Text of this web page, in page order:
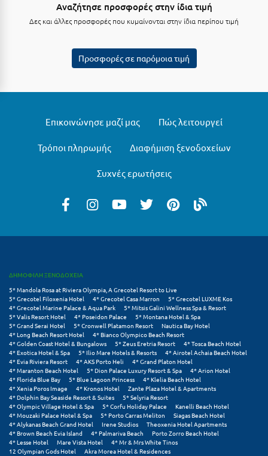
Λασίθι
Λιτόχωρο
Λουτρά Υπάτης
Μ
Μάνη
Μαραθώνας Αττικής
Μαρώνεια
Μεθώνη
Μεσολόγγι
Μεσσηνία
Μετέωρα
Αναζήτησε προσφορές στην ίδια τιμή
Δες και άλλες προσφορές που κυμαίνονται στην ίδια περίπου τιμή
Προσφορές σε παρόμοια τιμή
Επικοινώνησε μαζί μας Πώς λειτουργεί
Τρόποι πληρωμής Διαφήμιση ξενοδοχείων
Συχνές ερωτήσεις
ΔΗΜΟΦΙΛΗ ΞΕΝΟΔΟΧΕΙΑ
5* Mandola Rosa at Riviera Olympia, A Grecotel Resort to Live
5* Grecotel Filoxenia Hotel
4* Grecotel Casa Marron
5* Grecotel LUXME Kos
4* Grecotel Marine Palace & Aqua Park
5* Mitsis Galini Wellness Spa & Resort
5* Valis Resort Hotel
4* Poseidon Palace
5* Montana Hotel & Spa
5* Grand Serai Hotel
5* Cronwell Platamon Resort
Nautica Bay Hotel
4* Long Beach Resort Hotel
4* Bianco Olympico Beach Resort
4* Golden Coast Hotel & Bungalows
5* Zeus Eretria Resort
4* Tosca Beach Hotel
4* Exotica Hotel & Spa
5* Ilio Mare Hotels & Resorts
4* Airotel Achaia Beach Hotel
4* Evia Riviera Resort
4* AKS Porto Heli
4* Grand Platon Hotel
4* Maranton Beach Hotel
5* Dion Palace Luxury Resort & Spa
4* Arion Hotel
4* Florida Blue Bay
5* Blue Lagoon Princess
4* Klelia Beach Hotel
4* Xenia Poros Image
4* Kronos Hotel
Zante Plaza Hotel & Apartments
4* Dolphin Bay Seaside Resort & Suites
5* Selyria Resort
4* Olympic Village Hotel & Spa
5* Corfu Holiday Palace
Kanelli Beach Hotel
4* Mouzaki Palace Hotel & Spa
5* Porto Carras Meliton
Siagas Beach Hotel
4* Alykanas Beach Grand Hotel
Irene Studios
Theoxenia Hotel Apartments
4* Brown Beach Evia Island
4* Palmariva Beach
Porto Zorro Beach Hotel
4* Lesse Hotel
Mare Vista Hotel
4* Mr & Mrs White Tinos
12 Olympian Gods Hotel
Akra Morea Hotel & Residences